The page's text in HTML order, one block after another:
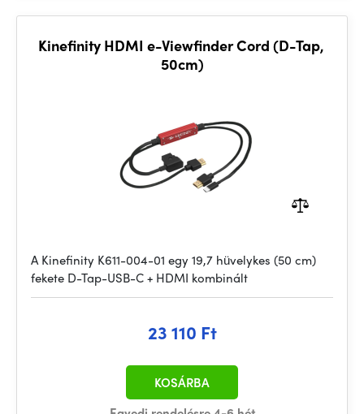
Kinefinity HDMI e-Viewfinder Cord (D-Tap,
50cm)
A Kinefinity K611-004-01 egy 19,7 hüvelykes (50 cm)
fekete D-Tap-USB-C + HDMI kombinált
23 110 Ft
KOSÁRBA